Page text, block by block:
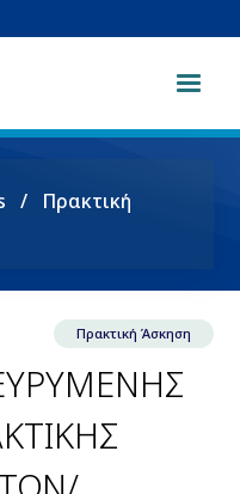
Πρακτική
Πρακτική Άσκηση